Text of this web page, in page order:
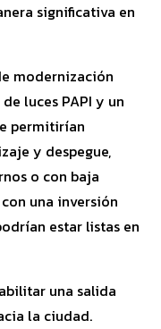
significativa en
modernización
luces PAPI y un
permitirían
y despegue,
o con baja
una inversión
estar listas en
una salida
la ciudad.